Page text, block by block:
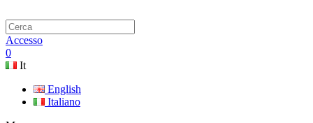
Accesso
0
It
English
Italiano